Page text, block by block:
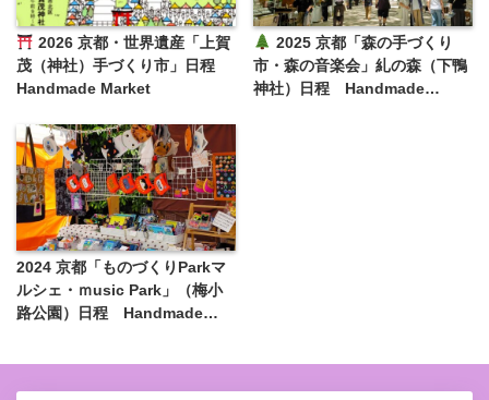
2026 京都・世界遺産「上賀
茂（神社）手づくり市」日程
Handmade Market
2025 京都「森の手づくり
市・森の音楽会」糺の森（下鴨
神社）日程 Handmade
2024 京都「ものづくりParkマ
ルシェ・ｍusic Park」（梅小
路公園）日程 Handmade